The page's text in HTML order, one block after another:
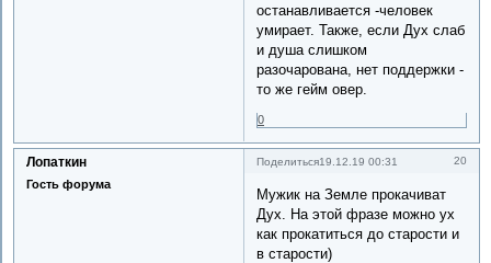
останавливается -человек
умирает. Также, если Дух слаб
и душа слишком
разочарована, нет поддержки -
то же гейм овер.
0
Поделиться 20
19.12.19 00:31
Лопаткин
Гость форума
Мужик на Земле прокачиват
Дух. На этой фразе можно ух
как прокатиться до старости и
в старости)